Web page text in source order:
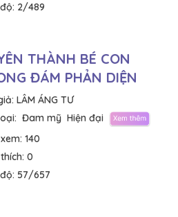
2/489
THÀNH BÉ CON
ĐÁM PHẢN DIỆN
LÂM ÁNG TƯ
Đam mỹ Hiện đại
140
0
57/657